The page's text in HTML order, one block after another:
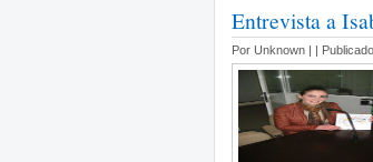
Entrevista a
Por Unknown | |